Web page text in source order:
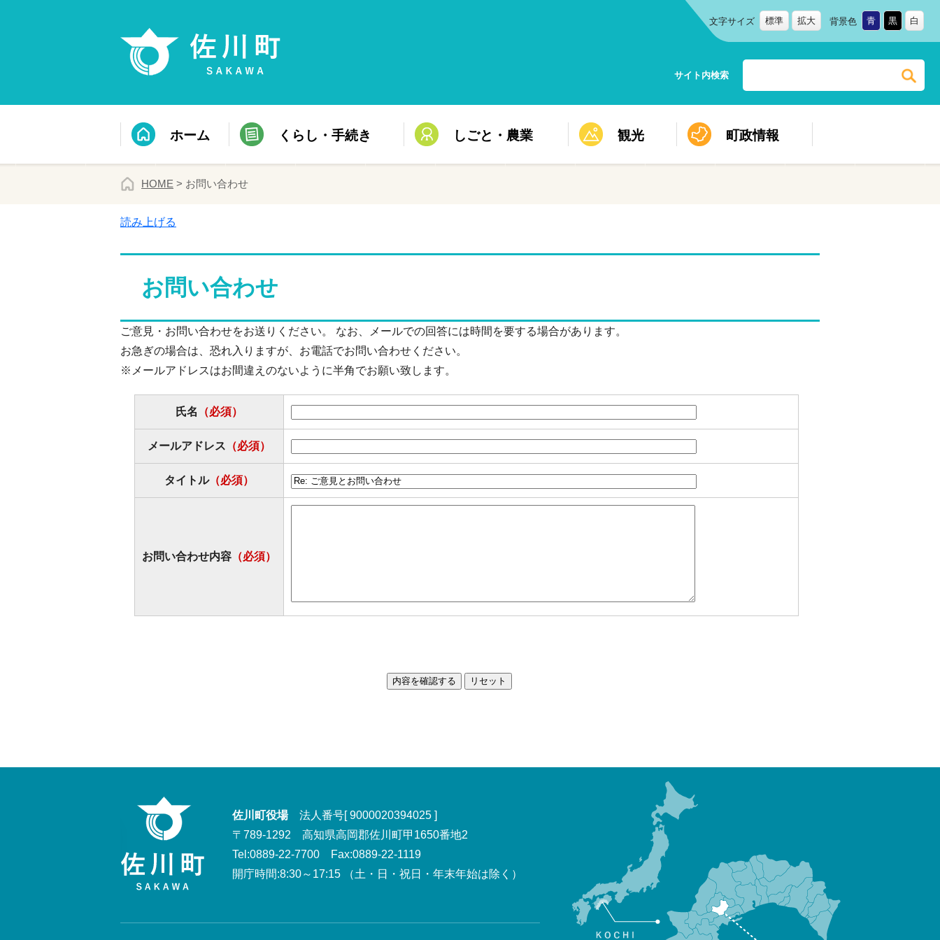
文字サイズ 標準 拡大 背景色 青 黒 白
サイト内検索
ホーム くらし・手続き しごと・農業 観光 町政情報
HOME > お問い合わせ
読み上げる
お問い合わせ
ご意見・お問い合わせをお送りください。 なお、メールでの回答には時間を要する場合があります。
お急ぎの場合は、恐れ入りますが、お電話でお問い合わせください。
※メールアドレスはお間違えのないように半角でお願い致します。
氏名 （必須）
メールアドレス （必須）
タイトル（必須）
お問い合わせ内容 （必須）
佐川町役場法人番号[ 9000020394025 ]
〒789-1292 高知県高岡郡佐川町甲1650番地2
Tel:0889-22-7700 Fax:0889-22-1119
開庁時間:8:30～17:15 （土・日・祝日・年末年始は除く）